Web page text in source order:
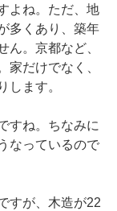
よね。ただ、地
多くあり、築年
ん。京都など、
家だけでなく、
します。
すね。ちなみに
なっているので
すが、木造が22